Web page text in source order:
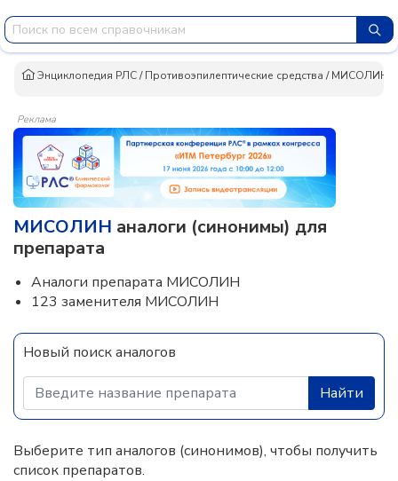
Энциклопедия РЛС/Противоэпилептические средства /МИСОЛИН
Реклама
МИСОЛИН аналоги (синонимы) для
препарата
Аналоги препарата МИСОЛИН
123 заменителя МИСОЛИН
Новый поиск аналогов
Найти
Выберите тип аналогов (синонимов), чтобы получить
список препаратов.